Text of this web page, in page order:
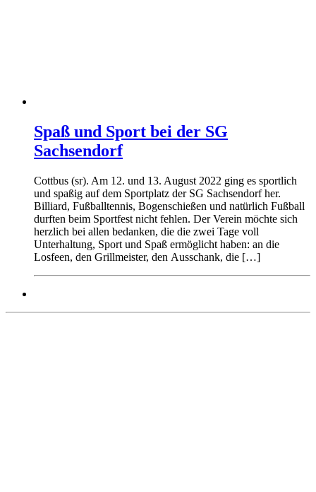
Spaß und Sport bei der SG
Sachsendorf
Cottbus (sr). Am 12. und 13. August 2022 ging es sportlich
und spaßig auf dem Sportplatz der SG Sachsendorf her.
Billiard, Fußballtennis, Bogenschießen und natürlich Fußball
durften beim Sportfest nicht fehlen. Der Verein möchte sich
herzlich bei allen bedanken, die die zwei Tage voll
Unterhaltung, Sport und Spaß ermöglicht haben: an die
Losfeen, den Grillmeister, den Ausschank, die […]